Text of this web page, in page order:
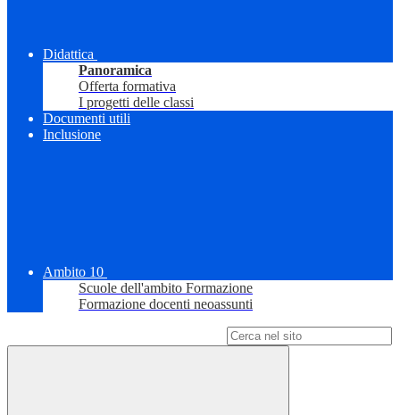
Didattica
Panoramica
Offerta formativa
I progetti delle classi
Documenti utili
Inclusione
Ambito 10
Scuole dell'ambito Formazione
Formazione docenti neoassunti